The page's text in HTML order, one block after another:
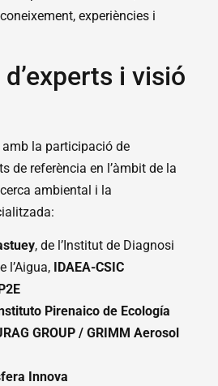
experiències i
i visió
la participació de
de referència en l’àmbit de la
ambiental i la
, de l’Institut de Diagnosi
l’Aigua, IDAEA-CSIC
Pirenaico de Ecología
GROUP / GRIMM Aerosol
Innova